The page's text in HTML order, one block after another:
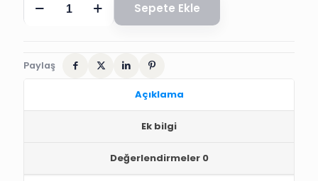
KANUNİ
adet
Sepete Ekle
Paylaş
Açıklama
Ek bilgi
Değerlendirmeler 0